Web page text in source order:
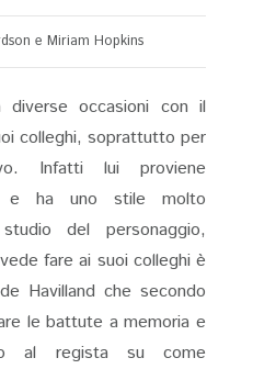
e Miriam Hopkins
occasioni con il
colleghi, soprattutto per
Infatti lui proviene
e ha uno stile molto
del personaggio,
fare ai suoi colleghi è
Havilland che secondo
le battute a memoria e
al regista su come